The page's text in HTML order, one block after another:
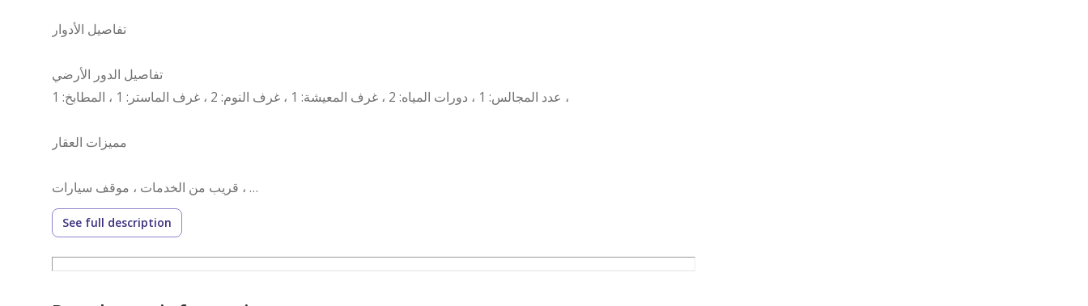
تفاصيل الأدوار
تفاصيل الدور الأرضي
عدد المجالس: 1 ، دورات المياه: 2 ، غرف المعيشة: 1 ، غرف النوم: 2 ، غرف الماستر: 1 ، المطابخ: 1 ،
قريب من الخدمات ، موقف سيارات ،
رقم العرض: 14598
رقم ترخيص الإعلان: 7200626465
رقم الجوال: +966539053003
See full description